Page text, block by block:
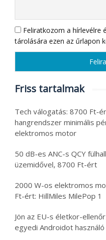
Feliratkozom a hírlevélre
tárolására ezen az űrlapon
Friss tartalmak
Tech válogatás: 8700 Ft-
hangrendszer minimális
elektromos motor
50 dB-es ANC-s QCY
üzemidővel, 8700 Ft-ért
2000 W-os elektromos
Ft-ért: HillMiles MilePop 1
Jön az EU-s életkor-
egyedi Androidot